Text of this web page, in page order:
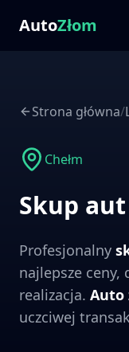
AutoZłom
Strona główna/
Chełm
Skup aut
Profesjonalny
najlepsze
realizacja. Auto
uczciwej